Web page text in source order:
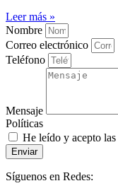
Leer más »
Nombre
Correo electrónico
Teléfono
Mensaje
Políticas
He leído y acepto las
Enviar
Síguenos en Redes: